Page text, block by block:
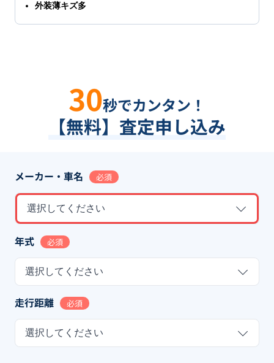
外装薄キズ多
30秒でカンタン！
【無料】査定申し込み
メーカー・車名 必須
選択してください
年式 必須
選択してください
走行距離 必須
選択してください